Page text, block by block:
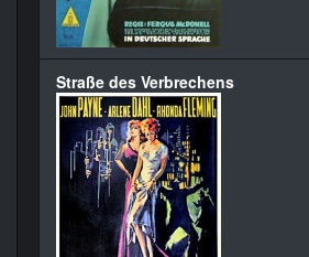
Straße des Verbrechens